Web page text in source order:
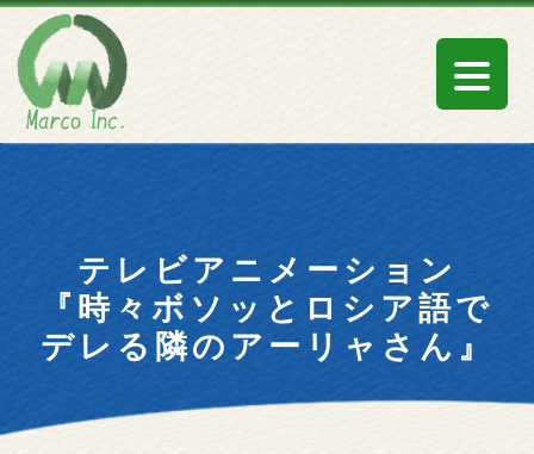
テレビアニメーション
『時々ボソッとロシア語で
デレる隣のアーリャさん』